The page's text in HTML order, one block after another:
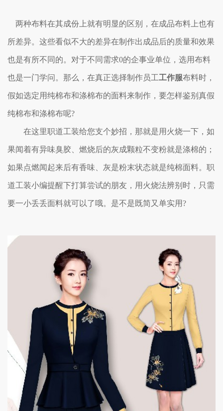
两种布料在其成份上就有明显的区别，在成品布料上也有
所差异。这些看似不大的差异在制作出成品后的质量和效果
也是有所不同的。对于不同需求0的企事业单位，选用布料
也是一门学问。那么，在真正选择制作员工工作服布料时，
假如选定用纯棉布和涤棉布的面料来制作，要怎样鉴别真假
纯棉布和涤棉布呢?
在这里职道工装给您支个妙招，那就是用火烧一下，如
果闻着有异味臭胶、燃烧后的灰成颗粒不变粉就是涤棉的；
如果点燃闻起来后有香味、灰是粉末状态就是纯棉面料。 职
道工装小编提醒下打算尝试的朋友，用火烧法辨别时，只需
要一小丢丢面料就可以了哦。是不是既简又单实用?